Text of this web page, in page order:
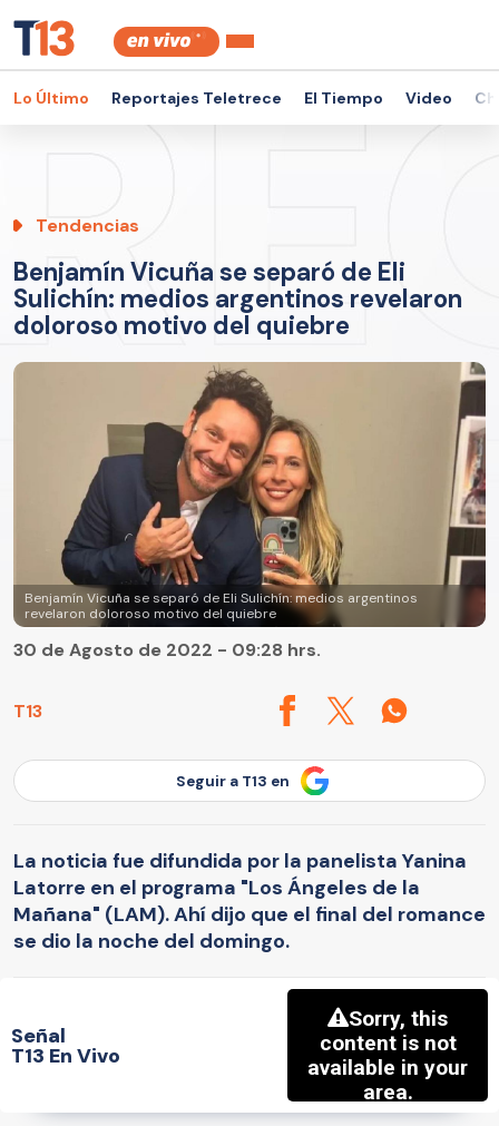
Lo Último Reportajes Teletrece El Tiempo Video
Tendencias
Benjamín Vicuña se separó de Eli
Sulichín: medios argentinos revelaron
doloroso motivo del quiebre
Benjamín Vicuña se separó de Eli Sulichín: medios argentinos
revelaron doloroso motivo del quiebre
T13
30 de Agosto de 2022 - 09:28 hrs.
Seguir a T13 en
La noticia fue difundida por la panelista Yanina
Latorre en el programa "Los Ángeles de la
Mañana" (LAM). Ahí dijo que el final del romance
se dio la noche del domingo.
Señal
T13 En Vivo